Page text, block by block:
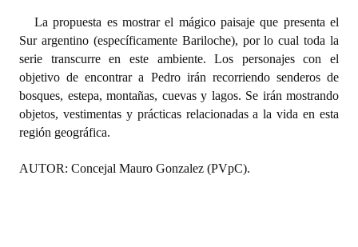
Noticias Destacadas
Datos Históricos
Premio al Mérito - Registro
Audiencias Públicas - Registro
La propuesta es mostrar el mágico paisaje que presenta el
Sur argentino (específicamente Bariloche), por lo cual toda la
serie transcurre en este ambiente. Los personajes con el
objetivo de encontrar a Pedro irán recorriendo senderos de
bosques, estepa, montañas, cuevas y lagos. Se irán mostrando
objetos, vestimentas y prácticas relacionadas a la vida en esta
región geográfica.
AUTOR: Concejal Mauro Gonzalez (PVpC).